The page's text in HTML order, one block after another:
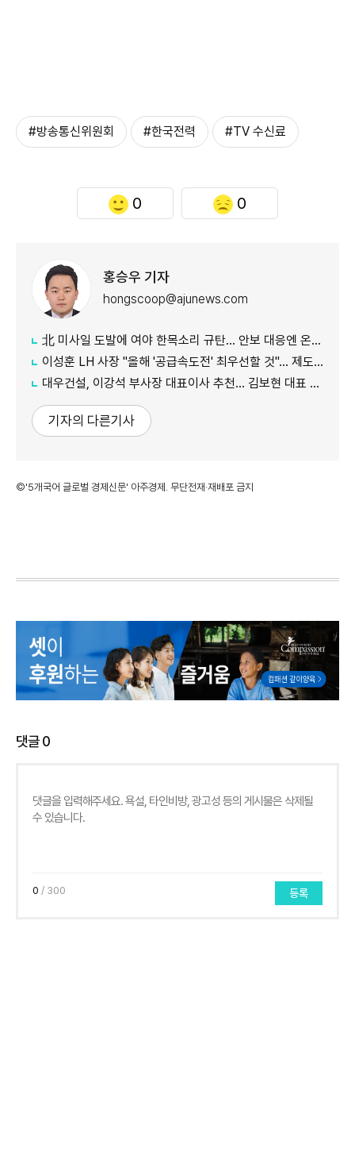
#방송통신위원회 #한국전력 #TV 수신료
0 0
홍승우 기자
hongscoop@ajunews.com
北 미사일 도발에 여야 한목소리 규탄… 안보 대응엔 온도차
이성훈 LH 사장 "올해 '공급속도전' 최우선할 것"… 제도 개선·직원 참여 독려
대우건설, 이강석 부사장 대표이사 추천… 김보현 대표 용퇴
기자의 다른기사
©'5개국어 글로벌 경제신문' 아주경제. 무단전재·재배포 금지
댓글0
0 / 300 등록